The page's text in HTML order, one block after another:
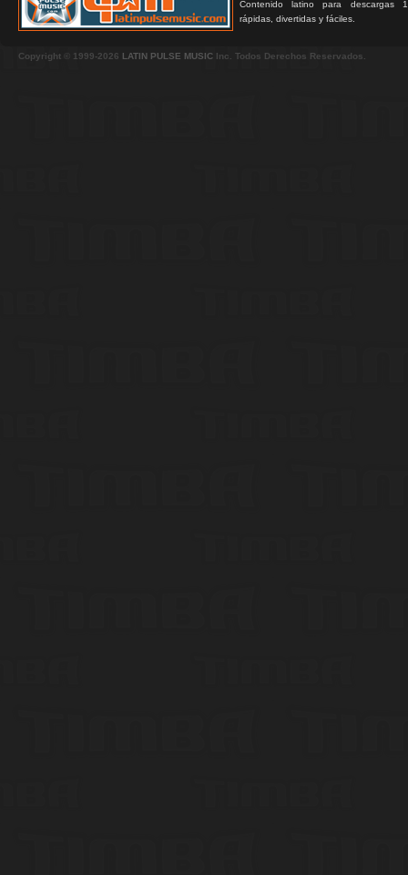
Contenido latino para descargas
rápidas, divertidas y fáciles.
Copyright © 1999-2026 LATIN PULSE MUSIC Inc. Todos Derechos Reservados.